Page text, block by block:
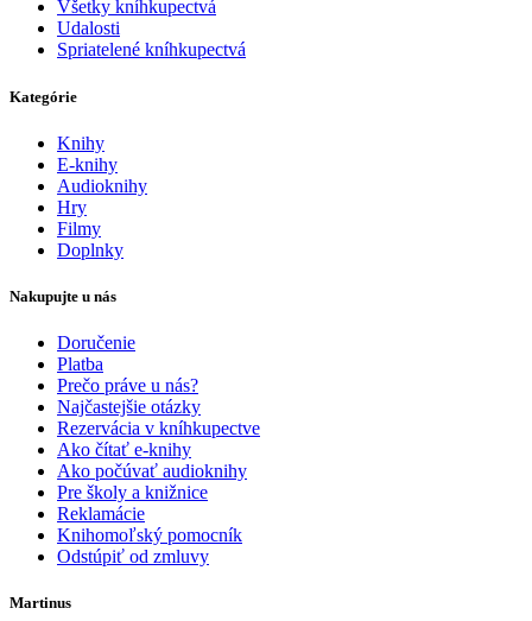
Všetky kníhkupectvá
Udalosti
Spriatelené kníhkupectvá
Kategórie
Knihy
E-knihy
Audioknihy
Hry
Filmy
Doplnky
Nakupujte u nás
Doručenie
Platba
Prečo práve u nás?
Najčastejšie otázky
Rezervácia v kníhkupectve
Ako čítať e-knihy
Ako počúvať audioknihy
Pre školy a knižnice
Reklamácie
Knihomoľský pomocník
Odstúpiť od zmluvy
Martinus